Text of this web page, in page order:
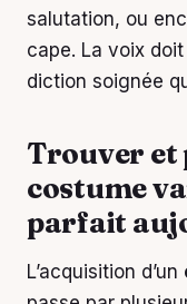
salutation, ou
cape. La voix
diction soignée
Trouver et
costume
parfait
L’acquisition d’un